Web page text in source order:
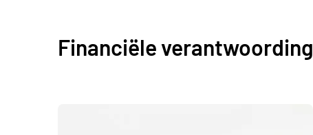
Financiële verantwoording